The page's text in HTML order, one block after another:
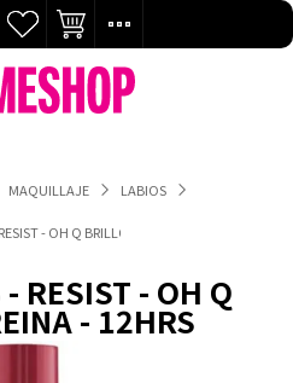
MAQUILLAJE LABIOS
- OH Q BRILLO - REINA - 12HRS
RESIST - OH Q
- 12HRS